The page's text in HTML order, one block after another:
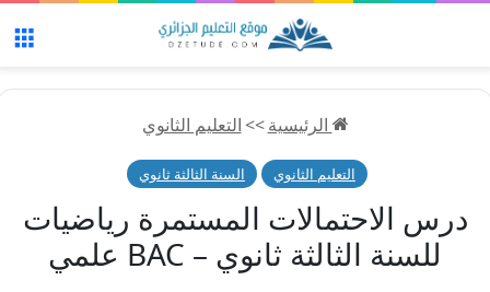
الرئيسية >>التعليم الثانوي
التعليم الثانوي السنة الثالثة ثانوي
درس الاحتمالات المستمرة رياضيات
للسنة الثالثة ثانوي – BAC علمي